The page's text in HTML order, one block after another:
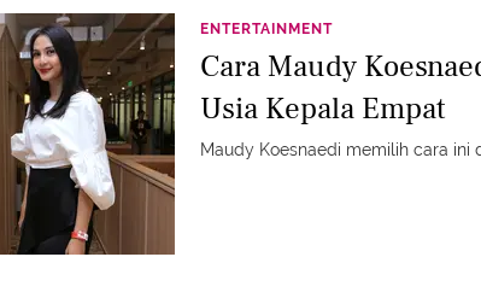
ENTERTAINMENT
Cara Maudy
Usia Kepala Empat
Maudy Koesnaedi memilih cara ini